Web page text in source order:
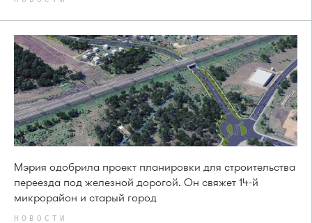
Мэрия одобрила проект планировки для строительства
переезда под железной дорогой. Он свяжет 14-й
микрорайон и старый город
НОВОСТИ